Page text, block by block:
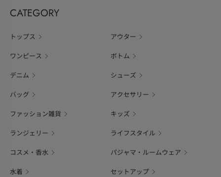
CATEGORY
トップス アウター
ワンピース ボトム
デニム シューズ
バッグ アクセサリー
ファッション雑貨 キッズ
ランジェリー ライフスタイル
コスメ・香水 パジャマ・ルームウェア
水着 セットアップ